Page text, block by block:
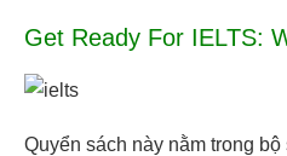
Get Ready For IELTS:
Quyển sách này nằm trong